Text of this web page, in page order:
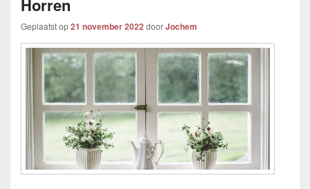
Horren
Geplaatst op21 november 2022doorJochem